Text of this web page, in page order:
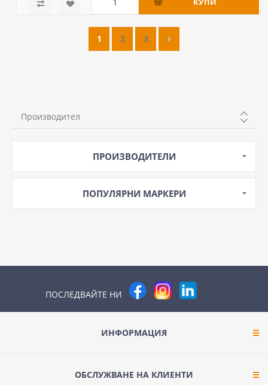
1 2 3
Производител
ПРОИЗВОДИТЕЛИ
ПОПУЛЯРНИ МАРКЕРИ
ПОСЛЕДВАЙТЕ НИ
ИНФОРМАЦИЯ
ОБСЛУЖВАНЕ НА КЛИЕНТИ